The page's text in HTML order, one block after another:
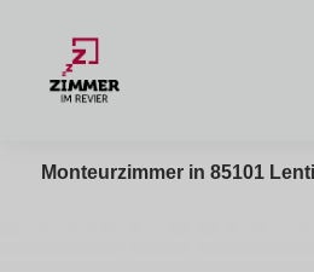
Monteurzimmer in 85101